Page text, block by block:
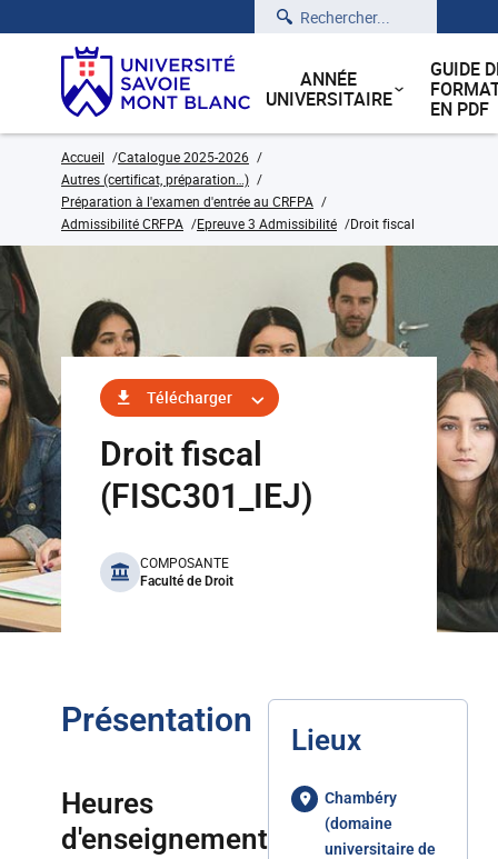
Rechercher
ANNÉE
UNIVERSITAIRE
GUIDE
EN PDF
Accueil
Catalogue 2025-2026
Autres (certificat, préparation…)
Préparation à l'examen d'entrée au CRFPA
Admissibilité CRFPA
Epreuve 3 Admissibilité Droit fiscal
Télécharger
Droit fiscal
(FISC301_IEJ)
benefits
COMPOSANTE
Faculté de Droit
Présentation
Heures
d'enseignement
Lieux
Chambéry
(domaine
universitaire de